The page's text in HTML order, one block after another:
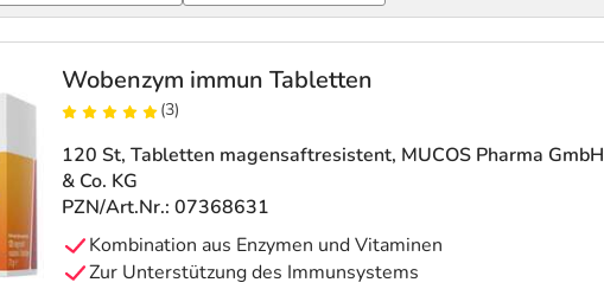
Wobenzym immun Tabletten
(3)
120 St, Tabletten magensaftresistent, MUCOS Pharma GmbH
& Co. KG
PZN/Art.Nr.: 07368631
Kombination aus Enzymen und Vitaminen
Zur Unterstützung des Immunsystems